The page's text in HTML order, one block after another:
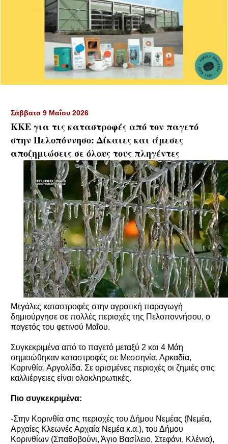
Σάββατο 9 Μαΐου 2026
ΚΚΕ για τις καταστροφές από τον παγετό
στην Πελοπόννησο: Δίκαιες και άμεσες
αποζημιώσεις σε όλους τους πληγέντες
Μεγάλες καταστροφές στην αγροτική παραγωγή
δημιούργησε σε πολλές περιοχές της Πελοποννήσου, ο
παγετός του φετινού Μαΐου.
Συγκεκριμένα από το παγετό μεταξύ 2 και 4 Μάη
σημειώθηκαν καταστροφές σε Μεσσηνία, Αρκαδία,
Κορινθία, Αργολίδα. Σε ορισμένες περιοχές οι ζημιές στις
καλλιέργειες είναι ολοκληρωτικές.
Πιο συγκεκριμένα:
-Στην Κορινθία στις περιοχές του Δήμου Νεμέας (Νεμέα,
Αρχαίες Κλεωνές Αρχαία Νεμέα κ.α.), του Δήμου
Κορινθίων (Σπαθοβούνι, Άγιο Βασίλειο, Στεφάνι, Κλένια),